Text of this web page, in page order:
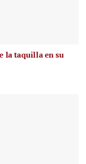
la taquilla en su